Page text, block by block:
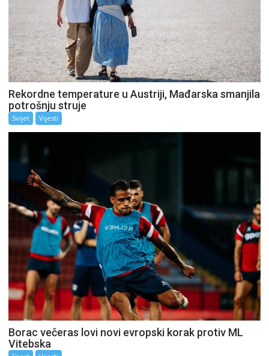
Rekordne temperature u Austriji, Mađarska smanjila
potrošnju struje
Svijet Vijesti
Borac večeras lovi novi evropski korak protiv ML
Vitebska